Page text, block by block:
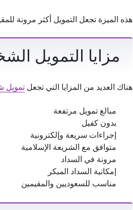
هذه الميزة تجعل التمويل أكثر مرونة
مزايا التمويل
هناك العديد من المزايا التي تجعل
مبالغ تمويل مرتفعة
بدون كفيل
إجراءات سريعة وإلكترونية
متوافق مع الشريعة الإسلامية
مرونة في السداد
إمكانية السداد المبكر
مناسب للسعوديين والمقيمين